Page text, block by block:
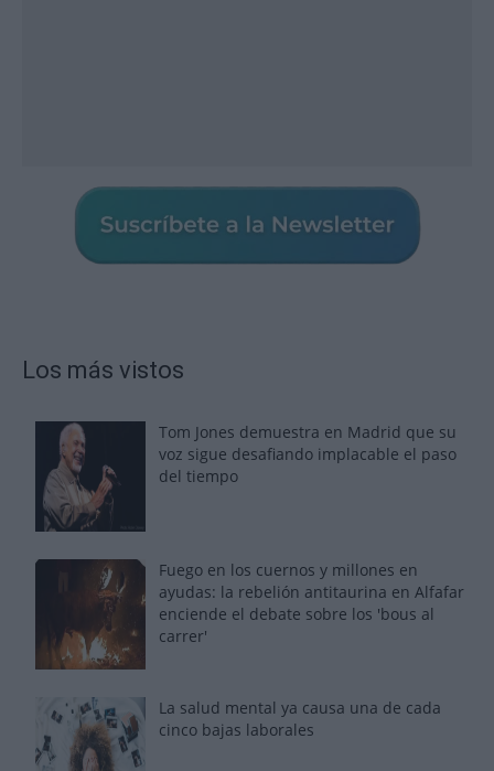
Los más vistos
Tom Jones demuestra en Madrid que su
voz sigue desafiando implacable el paso
del tiempo
Fuego en los cuernos y millones en
ayudas: la rebelión antitaurina en Alfafar
enciende el debate sobre los 'bous al
carrer'
La salud mental ya causa una de cada
cinco bajas laborales